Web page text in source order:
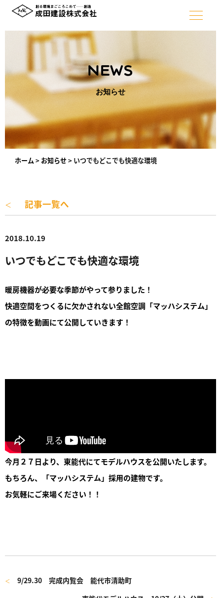
NEWS
お知らせ
ホーム > お知らせ> いつでもどこでも快適な環境
＜ 記事一覧へ
2018.10.19
いつでもどこでも快適な環境
暖房機器が必要な季節がやって参りました！
快適空間をつくるに欠かされない全館空調「マッハシステム」
の特徴を動画にて公開していきます！
今月２７日より、東能代にてモデルハウスを公開いたします。
もちろん、「マッハシステム」採用の建物です。
お気軽にご来場ください！！
＜
9/29.30 完成内覧会 能代市清助町